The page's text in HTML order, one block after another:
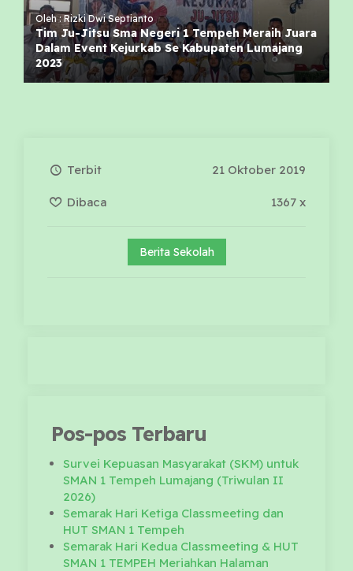
Oleh : Rizki Dwi Septianto
Tim Ju-Jitsu Sma Negeri 1 Tempeh Meraih Juara
Dalam Event Kejurkab Se Kabupaten Lumajang
2023
Terbit 21 Oktober 2019
Dibaca 1367 x
Berita Sekolah
Pos-pos Terbaru
Survei Kepuasan Masyarakat (SKM) untuk
SMAN 1 Tempeh Lumajang (Triwulan II
2026)
Semarak Hari Ketiga Classmeeting dan
HUT SMAN 1 Tempeh
Semarak Hari Kedua Classmeeting & HUT
SMAN 1 TEMPEH Meriahkan Halaman